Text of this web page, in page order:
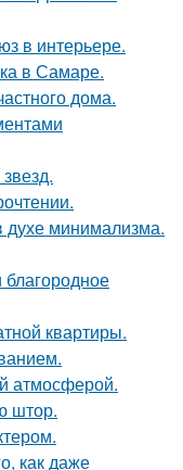
в интерьере.
в Самаре.
дома.
духе минимализма.
благородное
квартиры.
атмосферой.
штор.
как даже